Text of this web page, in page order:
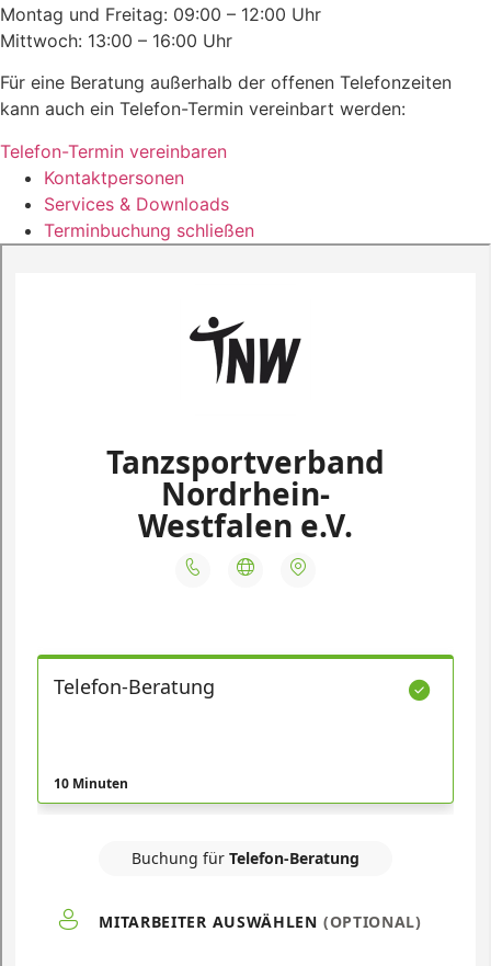
Montag und Freitag: 09:00 – 12:00 Uhr
Mittwoch: 13:00 – 16:00 Uhr
Für eine Beratung außerhalb der offenen Telefonzeiten
kann auch ein Telefon-Termin vereinbart werden:
Telefon-Termin vereinbaren
Kontaktpersonen
Services & Downloads
Terminbuchung schließen